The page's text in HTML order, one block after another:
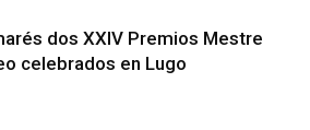
dos XXIV Premios Mestre
celebrados en Lugo